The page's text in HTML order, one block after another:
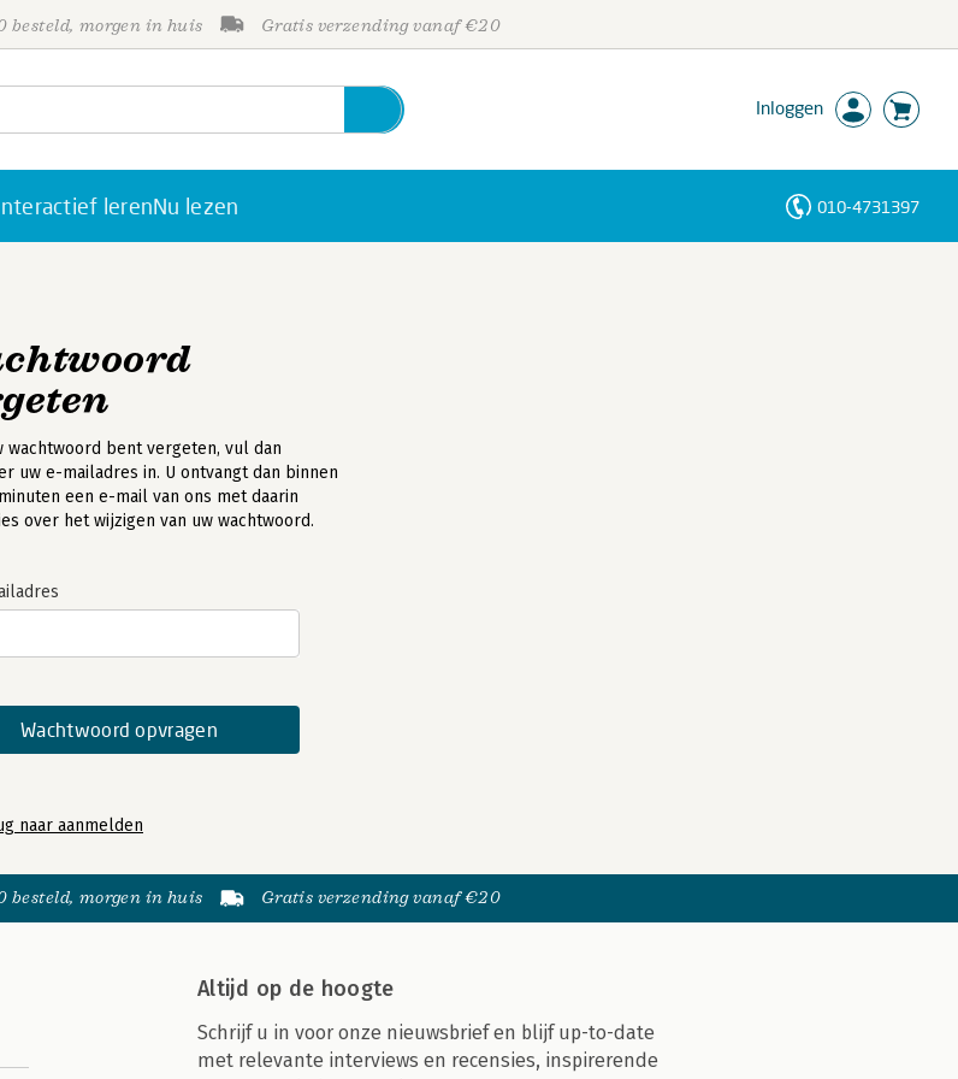
besteld, morgen in huis Gratis verzending vanaf €20
Inloggen
lerenNu lezen 010-4731397
wachtwoord bent vergeten, vul dan
uw e-mailadres in. U ontvangt dan binnen
een e-mail van ons met daarin
over het wijzigen van uw wachtwoord.
naar aanmelden
besteld, morgen in huis Gratis verzending vanaf €20
Altijd op de hoogte
Schrijf u in voor onze nieuwsbrief en blijf up-to-date
met relevante interviews en recensies, inspirerende
Personen